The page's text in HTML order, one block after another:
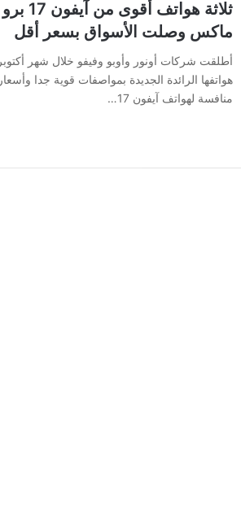
ثلاثة هواتف أقوى من آيفون 17 برو
ماكس وصلت الأسواق بسعر أقل
هواتفها الرائدة الجديدة بمواصفات قوية جدا وأسعار
منافسة لهواتف آيفون 17…